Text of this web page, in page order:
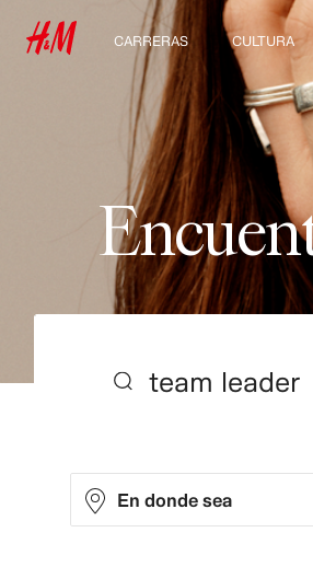
CARRERAS
Descubre nuestras
áreas de trabajo
Estudiantes e inicio de
carrera profesional
CULTURA
Nuestra
beneficios
Encuen
En donde sea